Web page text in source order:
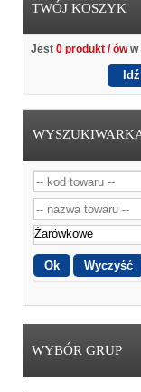
TWÓJ KOSZYK
Jest 0 produkt / óww
WYBÓR GRUP